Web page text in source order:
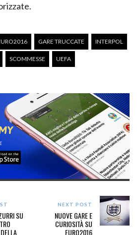
GARE TRUCCATE INTERPOL
SCOMMESSE UEFA
SU
NEXT POST
NUOVE GARE E
CURIOSITÀ SU
EURO2016